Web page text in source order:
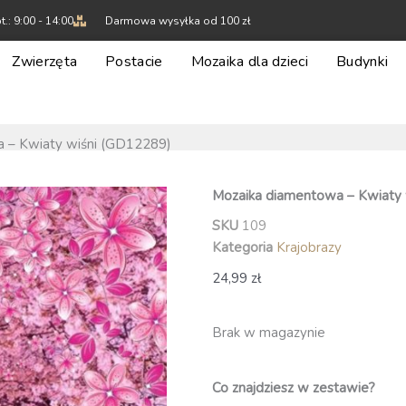
9:00 - 14:00 Darmowa wysyłka od 100 zł
Zwierzęta Postacie Mozaika dla dzieci Budynki
– Kwiaty wiśni (GD12289)
Mozaika diamentowa –
SKU 109
Kategoria Krajobrazy
24,99 zł
Brak w magazynie
Co znajdziesz w zestawie?